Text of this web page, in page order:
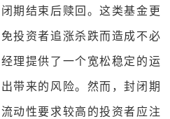
期结束后赎回。这类基金更
投资者追涨杀跌而造成不必
理提供了一个宽松稳定的运
带来的风险。然而，封闭期
动性要求较高的投资者应注